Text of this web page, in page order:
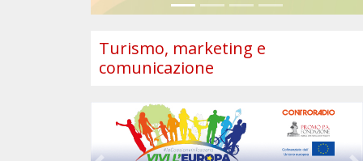
Turismo, marketing e
comunicazione